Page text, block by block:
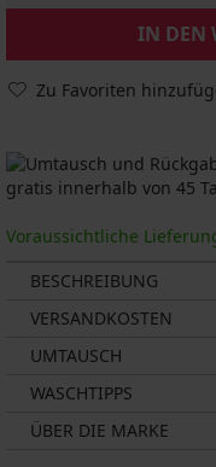
IN DEN
Zu Favoriten
gratis innerhalb von 45
Voraussichtliche
BESCHREIBUNG
VERSANDKOSTEN
UMTAUSCH
WASCHTIPPS
ÜBER DIE MARKE